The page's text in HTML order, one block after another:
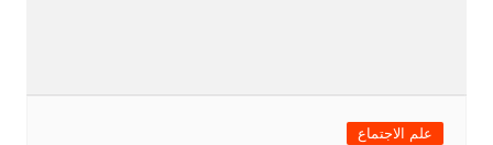
علم الاجتماع